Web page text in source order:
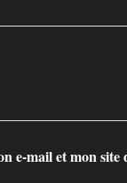
e-mail et mon